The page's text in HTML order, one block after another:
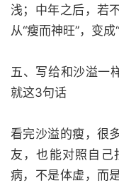
浅；中年之后，若
从“瘦而神旺”，变
五、写给和沙溢一
就这3句话
看完沙溢的瘦，很
友，也能对照自己
病，不是体虚，而